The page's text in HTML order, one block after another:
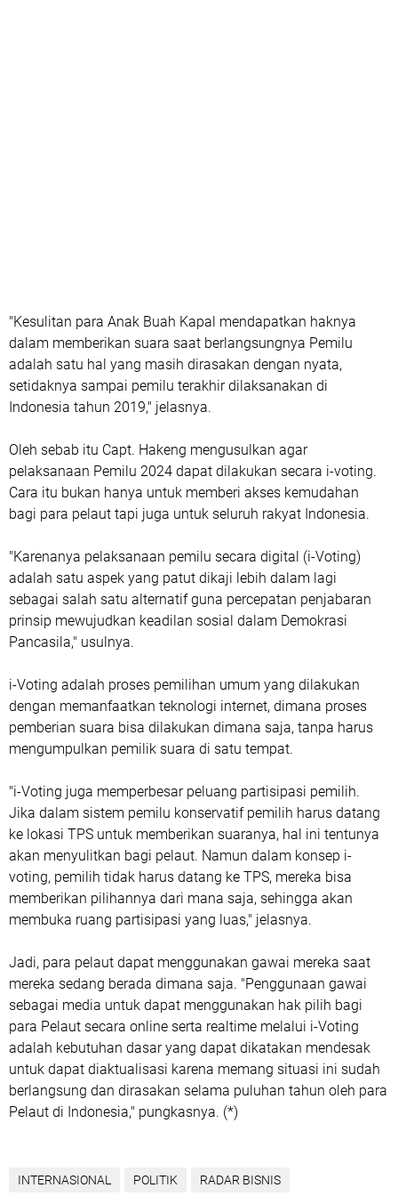
"Kesulitan para Anak Buah Kapal mendapatkan haknya
dalam memberikan suara saat berlangsungnya Pemilu
adalah satu hal yang masih dirasakan dengan nyata,
setidaknya sampai pemilu terakhir dilaksanakan di
Indonesia tahun 2019," jelasnya.
Oleh sebab itu Capt. Hakeng mengusulkan agar
pelaksanaan Pemilu 2024 dapat dilakukan secara i-voting.
Cara itu bukan hanya untuk memberi akses kemudahan
bagi para pelaut tapi juga untuk seluruh rakyat Indonesia.
"Karenanya pelaksanaan pemilu secara digital (i-Voting)
adalah satu aspek yang patut dikaji lebih dalam lagi
sebagai salah satu alternatif guna percepatan penjabaran
prinsip mewujudkan keadilan sosial dalam Demokrasi
Pancasila," usulnya.
i-Voting adalah proses pemilihan umum yang dilakukan
dengan memanfaatkan teknologi internet, dimana proses
pemberian suara bisa dilakukan dimana saja, tanpa harus
mengumpulkan pemilik suara di satu tempat.
"i-Voting juga memperbesar peluang partisipasi pemilih.
Jika dalam sistem pemilu konservatif pemilih harus datang
ke lokasi TPS untuk memberikan suaranya, hal ini tentunya
akan menyulitkan bagi pelaut. Namun dalam konsep i-
voting, pemilih tidak harus datang ke TPS, mereka bisa
memberikan pilihannya dari mana saja, sehingga akan
membuka ruang partisipasi yang luas," jelasnya.
Jadi, para pelaut dapat menggunakan gawai mereka saat
mereka sedang berada dimana saja. "Penggunaan gawai
sebagai media untuk dapat menggunakan hak pilih bagi
para Pelaut secara online serta realtime melalui i-Voting
adalah kebutuhan dasar yang dapat dikatakan mendesak
untuk dapat diaktualisasi karena memang situasi ini sudah
berlangsung dan dirasakan selama puluhan tahun oleh para
Pelaut di Indonesia," pungkasnya. (*)
INTERNASIONAL POLITIK RADAR BISNIS